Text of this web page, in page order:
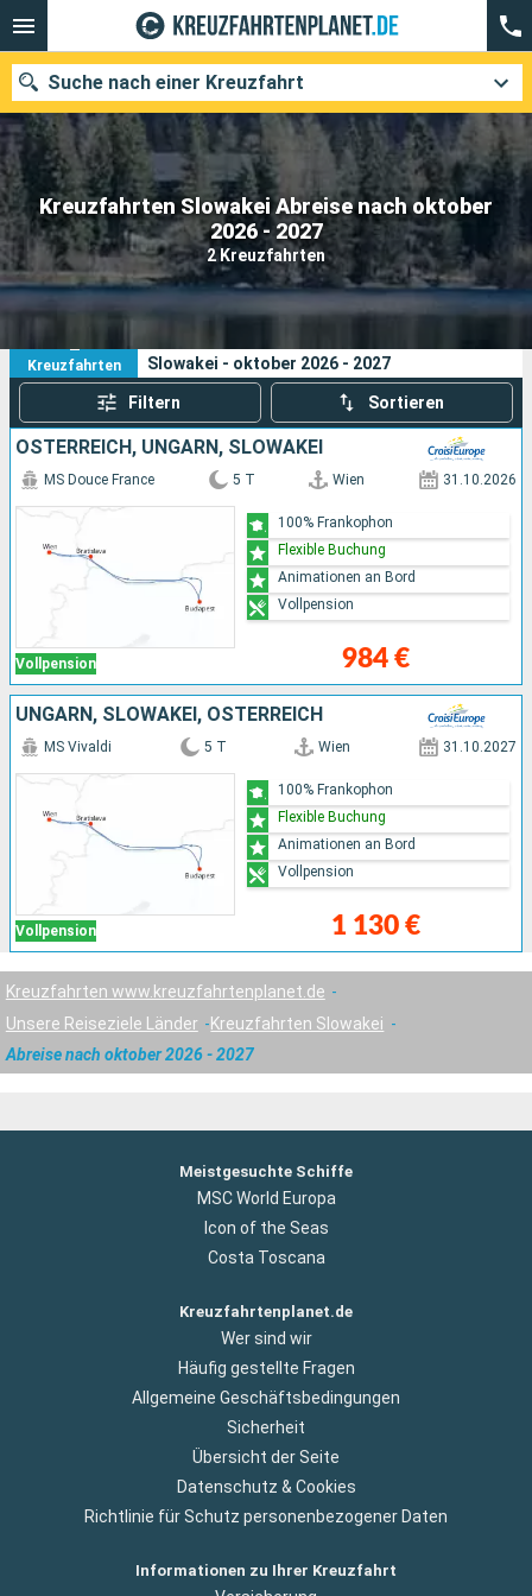
Kreuzfahrten Slowakei Abreise nach oktober
2026 - 2027
2 Kreuzfahrten
Suche nach einer Kreuzfahrt
Unsere Ziele
Abfahrtsmonat
Reedereien
Suchen
2
Kreuzfahrten
Slowakei - oktober 2026 - 2027
Filtern Sortieren
ÖSTERREICH, UNGARN, SLOWAKEI
Vollpension
MS Douce France 5 T Wien 31.10.2026
984 €
100% Frankophon
Flexible Buchung
Animationen an Bord
Vollpension
UNGARN, SLOWAKEI, ÖSTERREICH
Vollpension
MS Vivaldi 5 T Wien 31.10.2027
1 130 €
100% Frankophon
Flexible Buchung
Animationen an Bord
Vollpension
Kreuzfahrten www.kreuzfahrtenplanet.de
Unsere Reiseziele Länder
Kreuzfahrten Slowakei
Abreise nach oktober 2026 - 2027
Meistgesuchte Schiffe
MSC World Europa
Icon of the Seas
Costa Toscana
Kreuzfahrtenplanet.de
Wer sind wir
Häufig gestellte Fragen
Allgemeine Geschäftsbedingungen
Sicherheit
Übersicht der Seite
Datenschutz & Cookies
Richtlinie für Schutz personenbezogener Daten
Informationen zu Ihrer Kreuzfahrt